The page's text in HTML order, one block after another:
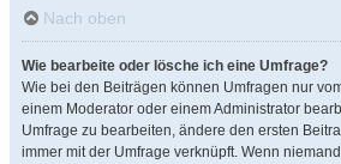
Nach oben
Wie bearbeite oder lösche ich eine Umfrage?
Wie bei den Beiträgen können Umfragen nur
einem Moderator oder einem Administrator
Umfrage zu bearbeiten, ändere den ersten
immer mit der Umfrage verknüpft. Wenn